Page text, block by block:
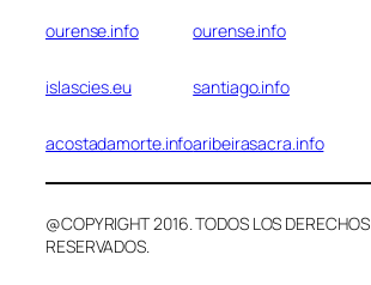
ourense.info ourense.info
islascies.eu santiago.info
acostadamorte.infoaribeirasacra.info
@COPYRIGHT 2016. TODOS LOS DERECHOS
RESERVADOS.